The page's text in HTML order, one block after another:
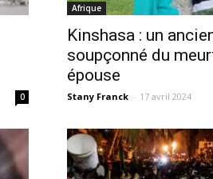
0
Afrique
Kinshasa : un
soupçonné du
épouse
Stany Franck - 17 avril 2024